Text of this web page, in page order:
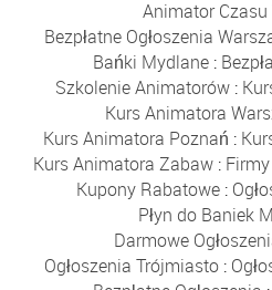
Animator
Bezpłatne Ogłoszenia
Bańki Mydlane:
Szkolenie Animatorów:
Kurs Animatora
Kurs Animatora Poznań :
Kurs Animatora Zabaw : Firmy
Kupony Rabatowe :
Płyn do Baniek
Darmowe
Ogłoszenia Trójmiasto :